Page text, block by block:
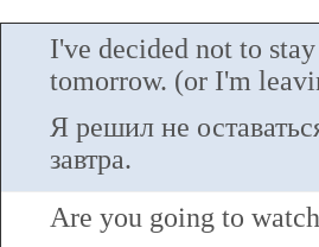
I've decided not to
tomorrow. (or I'm
Я решил не
завтра.
Are you going to